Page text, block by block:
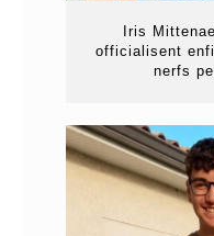
Iris
officialisent
nerfs